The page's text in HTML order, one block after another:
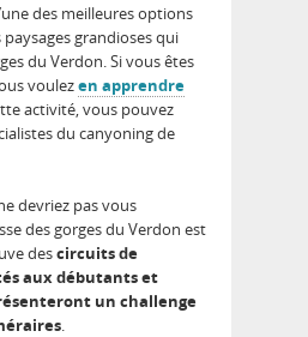
des meilleures options
grandioses qui
du Verdon. Si vous êtes
voulezen apprendre
activité, vous pouvez
du canyoning de
devriez pas vous
des gorges du Verdon est
descircuits de
aux débutants et
un challenge
.